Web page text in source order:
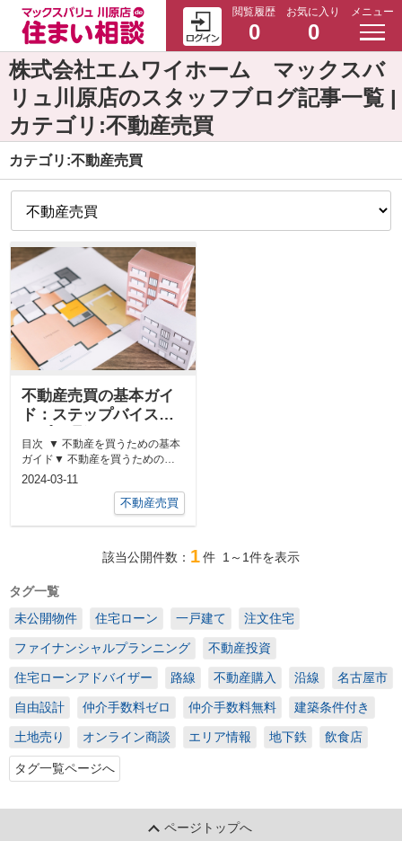
閲覧履歴
0
お気に入り
0
メニュー
株式会社エムワイホーム マックスバ
リュ川原店のスタッフブログ記事一覧 |
カテゴリ:不動産売買
カテゴリ:不動産売買
不動産売買の基本ガイ
ド：ステップバイステ
目次 ▼ 不動産を買うための基本
ガイド▼ 不動産を買うための必
要書類▼ 不動産を売るた...
2024-03-11
不動産売買
該当公開件数： 1件 1～1件を表示
タグ一覧
未公開物件
住宅ローン 一戸建て 注文住宅
ファイナンシャルプランニング 不動産投資
住宅ローンアドバイザー 路線 不動産購入 沿線 名古屋市
自由設計 仲介手数料ゼロ 仲介手数料無料 建築条件付き
土地売り オンライン商談 エリア情報 地下鉄 飲食店
タグ一覧ページへ
ページトップへ